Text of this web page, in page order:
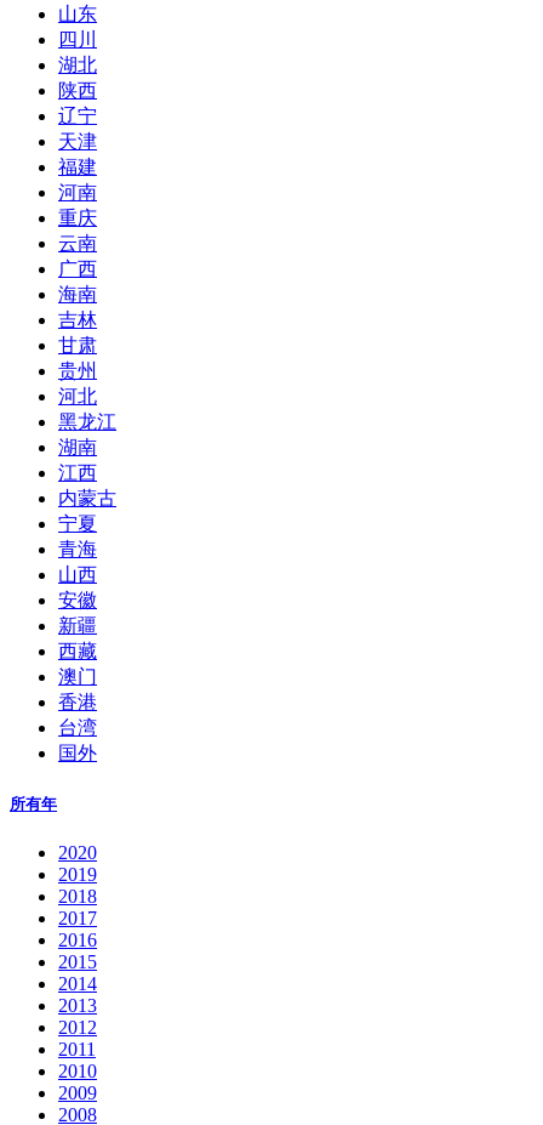
山东
四川
湖北
陕西
辽宁
天津
福建
河南
重庆
云南
广西
海南
吉林
甘肃
贵州
河北
黑龙江
湖南
江西
内蒙古
宁夏
青海
山西
安徽
新疆
西藏
澳门
香港
台湾
国外
所有年
2020
2019
2018
2017
2016
2015
2014
2013
2012
2011
2010
2009
2008